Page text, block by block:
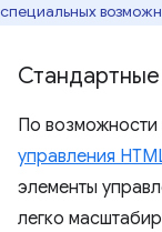
специальных
По возможности
управления
элементы
легко